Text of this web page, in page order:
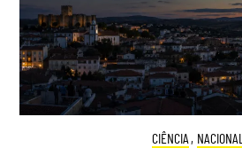
CIÊNCIA , NACIONAL